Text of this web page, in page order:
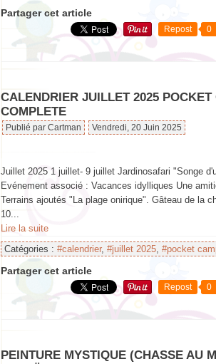
Partager cet article
Repost 0
CALENDRIER JUILLET 2025 POCKET
COMPLETE
Publié par Cartman Vendredi, 20 Juin 2025
Juillet 2025 1 juillet- 9 juillet Jardinosafari "Songe
Evénement associé : Vacances idylliques Une
Terrains ajoutés "La plage onirique". Gâteau de la
10...
Lire la suite
Catégories : #calendrier, #juillet 2025, #pocket
Partager cet article
Repost 0
PEINTURE MYSTIQUE (CHASSE AU